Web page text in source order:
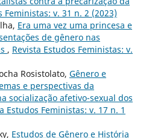
Feministas: v. 31 n. 2 (2023)
Era uma vez uma princesa e
de gênero nas
, Revista Estudos Feministas: v.
Rosistolato, Gênero e
e perspectivas da
socialização afetivo-sexual dos
Estudos Feministas: v. 17 n. 1
Estudos de Gênero e História